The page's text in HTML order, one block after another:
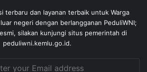
terbaru dan layanan terbaik untuk Warga
negeri dengan berlangganan PeduliWNI;
silakan kunjungi situs pemerintah di
peduliwni.kemlu.go.id.